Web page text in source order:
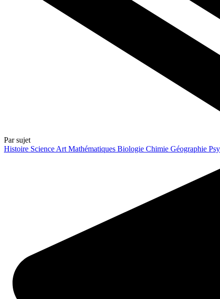
Par sujet
Histoire Science Art Mathématiques Biologie Chimie Géographie